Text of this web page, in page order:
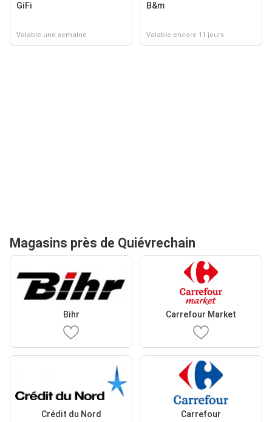
GiFi
Valable une semaine
B&m
Valable encore 11 jours
Magasins près de Quiévrechain
Bihr Carrefour Market
Crédit du Nord Carrefour